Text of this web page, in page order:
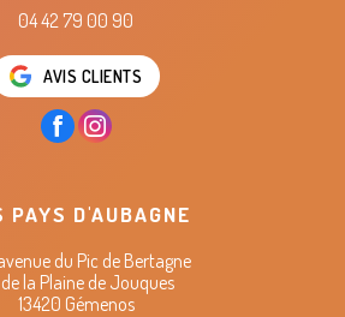
04 42 79 00 90
AVIS CLIENTS
PAYS D'AUBAGNE
du Pic de Bertagne
la Plaine de Jouques
13420 Gémenos